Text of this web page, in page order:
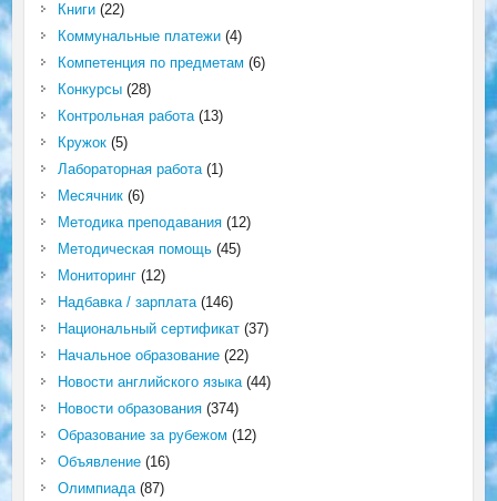
Книги(22)
Коммунальные платежи(4)
Компетенция по предметам (6)
Конкурсы(28)
Контрольная работа(13)
Кружок(5)
Лабораторная работа(1)
Месячник(6)
Методика преподавания(12)
Методическая помощь(45)
Мониторинг(12)
Надбавка / зарплата(146)
Национальный сертификат(37)
Начальное образование(22)
Новости английского языка(44)
Новости образования(374)
Образование за рубежом (12)
Объявление(16)
Олимпиада(87)